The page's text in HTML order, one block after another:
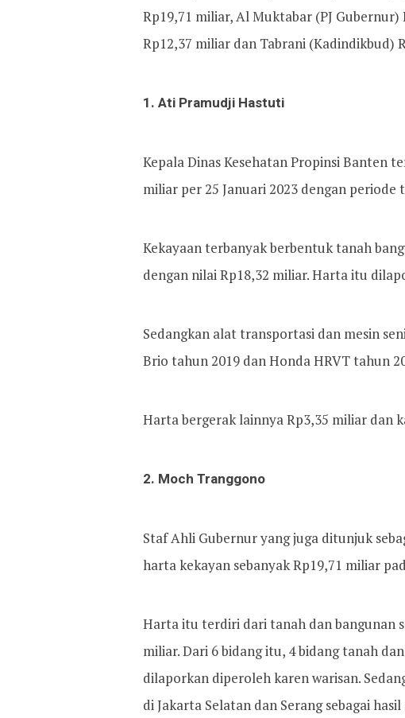
Rp19,71 miliar, Al Muktabar (PJ
Rp12,37 miliar dan Tabrani (Kadindikbud)
1. Ati Pramudji Hastuti
Kepala Dinas Kesehatan Propinsi Banten
miliar per 25 Januari 2023 dengan periode
Kekayaan terbanyak berbentuk tanah
dengan nilai Rp18,32 miliar. Harta itu
Sedangkan alat transportasi dan mesin
Brio tahun 2019 dan Honda HRVT tahun
Harta bergerak lainnya Rp3,35 miliar dan
2. Moch Tranggono
Staf Ahli Gubernur yang juga ditunjuk
harta kekayan sebanyak Rp19,71 miliar
Harta itu terdiri dari tanah dan bangunan
miliar. Dari 6 bidang itu, 4 bidang tanah
dilaporkan diperoleh karen warisan.
di Jakarta Selatan dan Serang sebagai